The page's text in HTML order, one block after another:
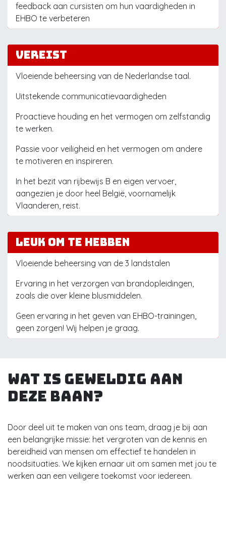
feedback aan cursisten om hun vaardigheden in
EHBO te verbeteren
Vereist
Vloeiende beheersing van de Nederlandse taal.
Uitstekende communicatievaardigheden
Proactieve houding en het vermogen om zelfstandig
te werken.
Passie voor veiligheid en het vermogen om andere
te motiveren en inspireren.
In het bezit van rijbewijs B en eigen vervoer,
aangezien je door heel België, voornamelijk
Vlaanderen, reist.
Leuk om te hebben
Vloeiende beheersing van de 3 landstalen
Ervaring in het verzorgen van brandopleidingen,
zoals die over kleine blusmiddelen.
Geen ervaring in het geven van EHBO-trainingen,
geen zorgen! Wij helpen je graag.
Wat is geweldig aan
deze baan?
Door deel uit te maken van ons team, draag je bij aan
een belangrijke missie: het vergroten van de kennis en
bereidheid van mensen om effectief te handelen in
noodsituaties. We kijken ernaar uit om samen met jou te
werken aan een veiligere toekomst voor iedereen.